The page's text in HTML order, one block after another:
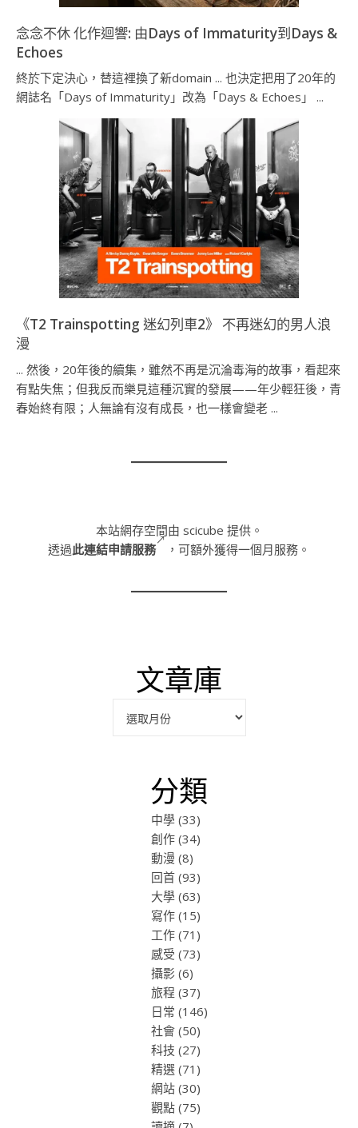
念念不休 化作迴響: 由Days of Immaturity到Days &
Echoes
終於下定決心，替這裡換了新domain ... 也決定把用了20年的
網誌名「Days of Immaturity」改為「Days & Echoes」 ...
《T2 Trainspotting 迷幻列車2》 不再迷幻的男人浪
漫
... 然後，20年後的續集，雖然不再是沉淪毒海的故事，看起來
有點失焦；但我反而樂見這種沉實的發展——年少輕狂後，青
春始終有限；人無論有沒有成長，也一樣會變老 ...
本站網存空間由 scicube 提供。
透過此連結申請服務 ，可額外獲得一個月服務。
文章庫
分類
中學(33)
創作(34)
動漫 (8)
回首(93)
大學(63)
寫作(15)
工作(71)
感受 (73)
攝影 (6)
旅程 (37)
日常 (146)
社會(50)
科技 (27)
精選(71)
網站(30)
觀點(75)